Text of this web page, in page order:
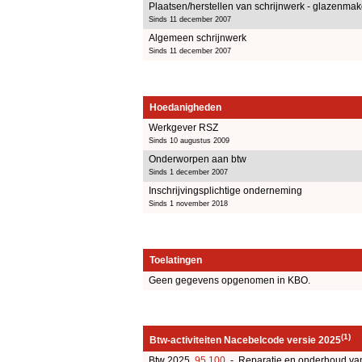
Plaatsen/herstellen van schrijnwerk -
Sinds 11 december 2007
Algemeen schrijnwerk
Sinds 11 december 2007
Hoedanigheden
Werkgever RSZ
Sinds 10 augustus 2009
Onderworpen aan btw
Sinds 1 december 2007
Inschrijvingsplichtige onderneming
Sinds 1 november 2018
Toelatingen
Geen gegevens opgenomen in KBO.
Btw-activiteiten Nacebelcode versie 2025(1)